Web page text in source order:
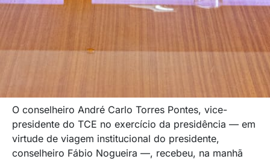
O conselheiro André Carlo Torres Pontes, vice-
presidente do TCE no exercício da presidência — em
virtude de viagem institucional do presidente,
conselheiro Fábio Nogueira —, recebeu, na manhã